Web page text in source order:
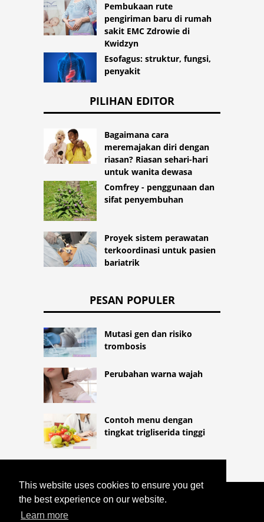
This website uses cookies to ensure you get
the best experience on our website.
Learn more
Pembukaan rute
pengiriman baru di rumah
sakit EMC Zdrowie di
Kwidzyn
Esofagus: struktur, fungsi,
penyakit
PILIHAN EDITOR
Bagaimana cara
meremajakan diri dengan
riasan? Riasan sehari-hari
untuk wanita dewasa
Comfrey - penggunaan dan
sifat penyembuhan
Proyek sistem perawatan
terkoordinasi untuk pasien
bariatrik
PESAN POPULER
Mutasi gen dan risiko
trombosis
Perubahan warna wajah
Contoh menu dengan
tingkat trigliserida tinggi
COPYRIGHT 2026